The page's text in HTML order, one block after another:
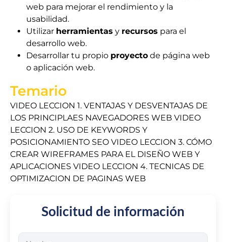
web para mejorar el rendimiento y la
usabilidad.
Utilizar herramientas y recursos para el
desarrollo web.
Desarrollar tu propio proyecto de página web
o aplicación web.
Temario
VIDEO LECCION 1. VENTAJAS Y DESVENTAJAS DE
LOS PRINCIPLAES NAVEGADORES WEB VIDEO
LECCION 2. USO DE KEYWORDS Y
POSICIONAMIENTO SEO VIDEO LECCION 3. CÓMO
CREAR WIREFRAMES PARA EL DISEÑO WEB Y
APLICACIONES VIDEO LECCION 4. TECNICAS DE
OPTIMIZACION DE PAGINAS WEB
Solicitud de información